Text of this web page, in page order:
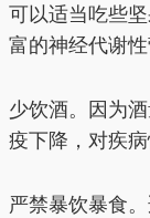
可以适当吃些
富的神经代谢性
少饮酒。因为
疫下降，对疾病
严禁暴饮暴食